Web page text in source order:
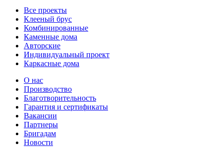
Все проекты
Клееный брус
Комбинированные
Каменные дома
Авторские
Индивидуальный проект
Каркасные дома
О нас
Производство
Благотворительность
Гарантия и сертификаты
Вакансии
Партнеры
Бригадам
Новости